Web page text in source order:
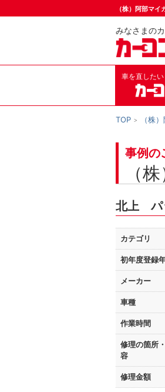
（株）阿部マ
みなさまの
車を直した
TOP （株
事例の
（
北上 パ
カテゴリ
初年度登録
メーカー
車種
作業時間
修理の箇所・
容
修理金額